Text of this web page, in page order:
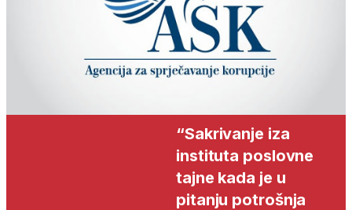
“Sakrivanje iza
instituta poslovne
tajne kada je u
pitanju potrošnja